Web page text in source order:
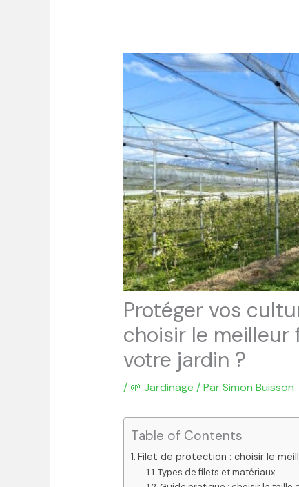
Protéger vos
choisir le
votre jardin ?
/ 🌱 Jardinage / ParSimon Buisson
Table of Contents
Filet de protection : choisir le
Types de filets et matériaux